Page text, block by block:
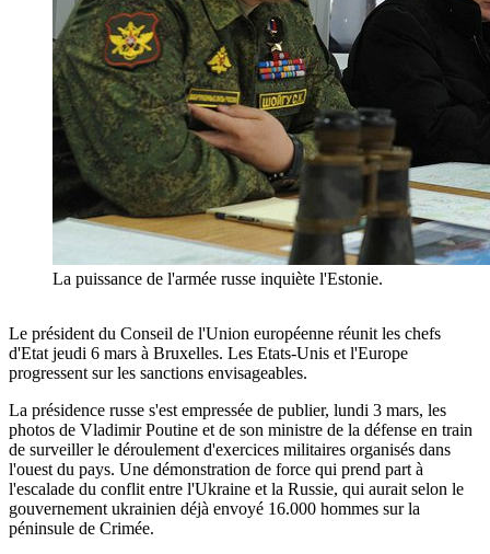
La puissance de l'armée russe inquiète l'Estonie.
Le président du Conseil de l'Union européenne réunit les chefs
d'Etat jeudi 6 mars à Bruxelles. Les Etats-Unis et l'Europe
progressent sur les sanctions envisageables.
La présidence russe s'est empressée de publier, lundi 3 mars, les
photos de Vladimir Poutine et de son ministre de la défense en train
de surveiller le déroulement d'exercices militaires organisés dans
l'ouest du pays. Une démonstration de force qui prend part à
l'escalade du conflit entre l'Ukraine et la Russie, qui aurait selon le
gouvernement ukrainien déjà envoyé 16.000 hommes sur la
péninsule de Crimée.